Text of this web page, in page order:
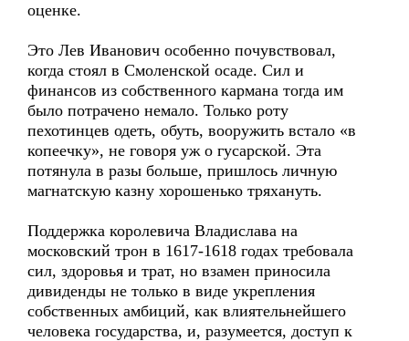
оценке.
Это Лев Иванович особенно почувствовал,
когда стоял в Смоленской осаде. Сил и
финансов из собственного кармана тогда им
было потрачено немало. Только роту
пехотинцев одеть, обуть, вооружить встало «в
копеечку», не говоря уж о гусарской. Эта
потянула в разы больше, пришлось личную
магнатскую казну хорошенько тряхануть.
Поддержка королевича Владислава на
московский трон в 1617-1618 годах требовала
сил, здоровья и трат, но взамен приносила
дивиденды не только в виде укрепления
собственных амбиций, как влиятельнейшего
человека государства, и, разумеется, доступ к